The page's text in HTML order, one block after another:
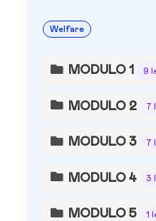
Welfare
MODULO 1 9
MODULO 2 7
MODULO 3 7
MODULO 4 3
MODULO 5 1